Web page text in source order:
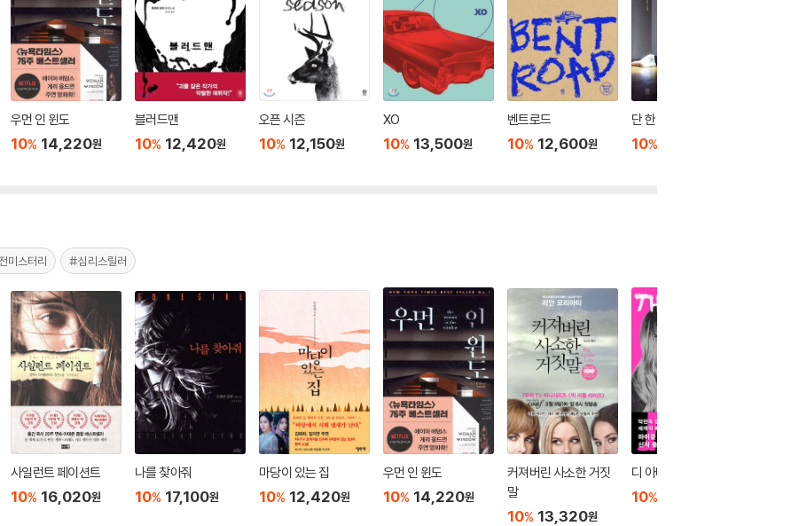
우먼 인 윈도
10% 14,220원
블러드맨
10% 12,420원
오픈 시즌
10% 12,150원
XO
10% 13,500원
벤트로드
10% 12,600원
단 한 번의 시선
10%
미스터리 #심리스릴러
사일런트 페이션트
10% 16,020원
나를 찾아줘
10% 17,100원
마당이 있는 집
10% 12,420원
우먼 인 윈도
10% 14,220원
커져버린 사소한 거짓
말
10% 13,320원
디 아더 와이프
10%